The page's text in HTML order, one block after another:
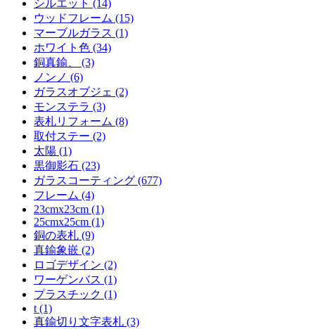
シルエット (14)
ウッドフレーム (15)
マーブルガラス (1)
ホワイト色 (34)
銅真鍮、 (3)
ノンノ (6)
ガラスオブジェ (2)
モンステラ (3)
表札リフォーム (8)
取付ステー (2)
太陽 (1)
黒御影石 (23)
ガラスコーティング (677)
フレーム (4)
23cmx23cm (1)
25cmx25cm (1)
銅の表札 (9)
真鍮象嵌 (2)
ロゴデザイン (2)
ワーゲンバス (1)
プラスチック (1)
t (1)
真鍮切り文字表札 (3)